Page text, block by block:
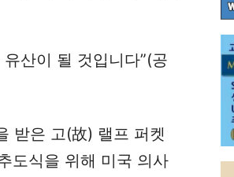
산이 될 것입니다”(공
받은 고(故) 랠프 퍼켓
도식을 위해 미국 의사